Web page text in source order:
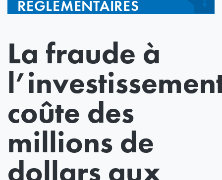
RÉGLEMENTAIRES
La fraude à
coûte des
millions de
dollars aux